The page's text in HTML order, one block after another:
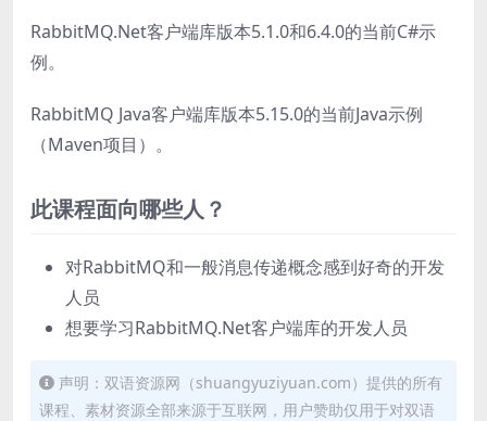
RabbitMQ.Net客户端库版本5.1.0和6.4.0的当前C#示
例。
RabbitMQ Java客户端库版本5.15.0的当前Java示例
（Maven项目）。
此课程面向哪些人？
对RabbitMQ和一般消息传递概念感到好奇的开发
人员
想要学习RabbitMQ.Net客户端库的开发人员
声明：双语资源网（shuangyuziyuan.com）提供的所有
课程、素材资源全部来源于互联网，用户赞助仅用于对双语